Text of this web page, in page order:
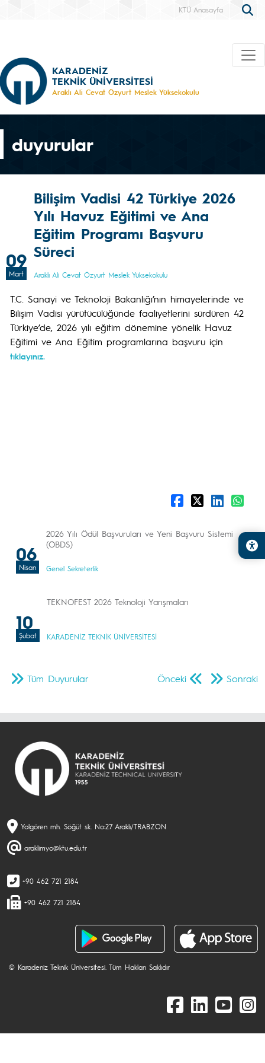
KTÜ Anasayfa
KARADENİZ
TEKNİK ÜNİVERSİTESİ
Araklı Ali Cevat Özyurt Meslek Yüksekokulu
duyurular
09
Mart
Bilişim Vadisi 42 Türkiye 2026
Yılı Havuz Eğitimi ve Ana
Eğitim Programı Başvuru
Süreci
Araklı Ali Cevat Özyurt Meslek Yüksekokulu
T.C. Sanayi ve Teknoloji Bakanlığı’nın himayelerinde ve
Bilişim Vadisi yürütücülüğünde faaliyetlerini sürdüren 42
Türkiye’de, 2026 yılı eğitim dönemine yönelik Havuz
Eğitimi ve Ana Eğitim programlarına başvuru için
tıklayınız.
06
Nisan
2026 Yılı Ödül Başvuruları ve Yeni Başvuru Sistemi
(ÖBDS)
Genel Sekreterlik
10
Şubat
TEKNOFEST 2026 Teknoloji Yarışmaları
KARADENİZ TEKNİK ÜNİVERSİTESİ
Önceki Sonraki
Tüm Duyurular
Yolgören mh. Söğüt sk. No:27 Araklı/TRABZON
araklimyo@ktu.edu.tr
+90 462 721 2184
+90 462 721 2184
© Karadeniz Teknik Üniversitesi. Tüm Hakları Saklıdır